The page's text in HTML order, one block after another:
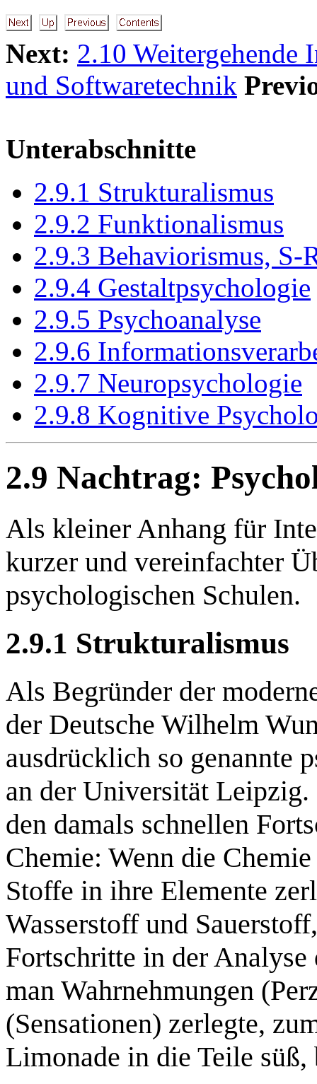
Next: 2.10 Weitergehende
und Softwaretechnik
Unterabschnitte
2.9.1 Strukturalismus
2.9.2 Funktionalismus
2.9.3 Behaviorismus, S-
2.9.4 Gestaltpsychologie
2.9.5 Psychoanalyse
2.9.6
2.9.7 Neuropsychologie
2.9.8 Kognitive
2.9 Nachtrag:
Als kleiner Anhang für
kurzer und vereinfachter
psychologischen Schulen.
2.9.1 Strukturalismus
Als Begründer der
der Deutsche Wilhelm
ausdrücklich so genannte
an der Universität Leipzig.
den damals schnellen
Chemie: Wenn die
Stoffe in ihre Elemente
Wasserstoff und
Fortschritte in der Analyse
man Wahrnehmungen
(Sensationen) zerlegte,
Limonade in die Teile